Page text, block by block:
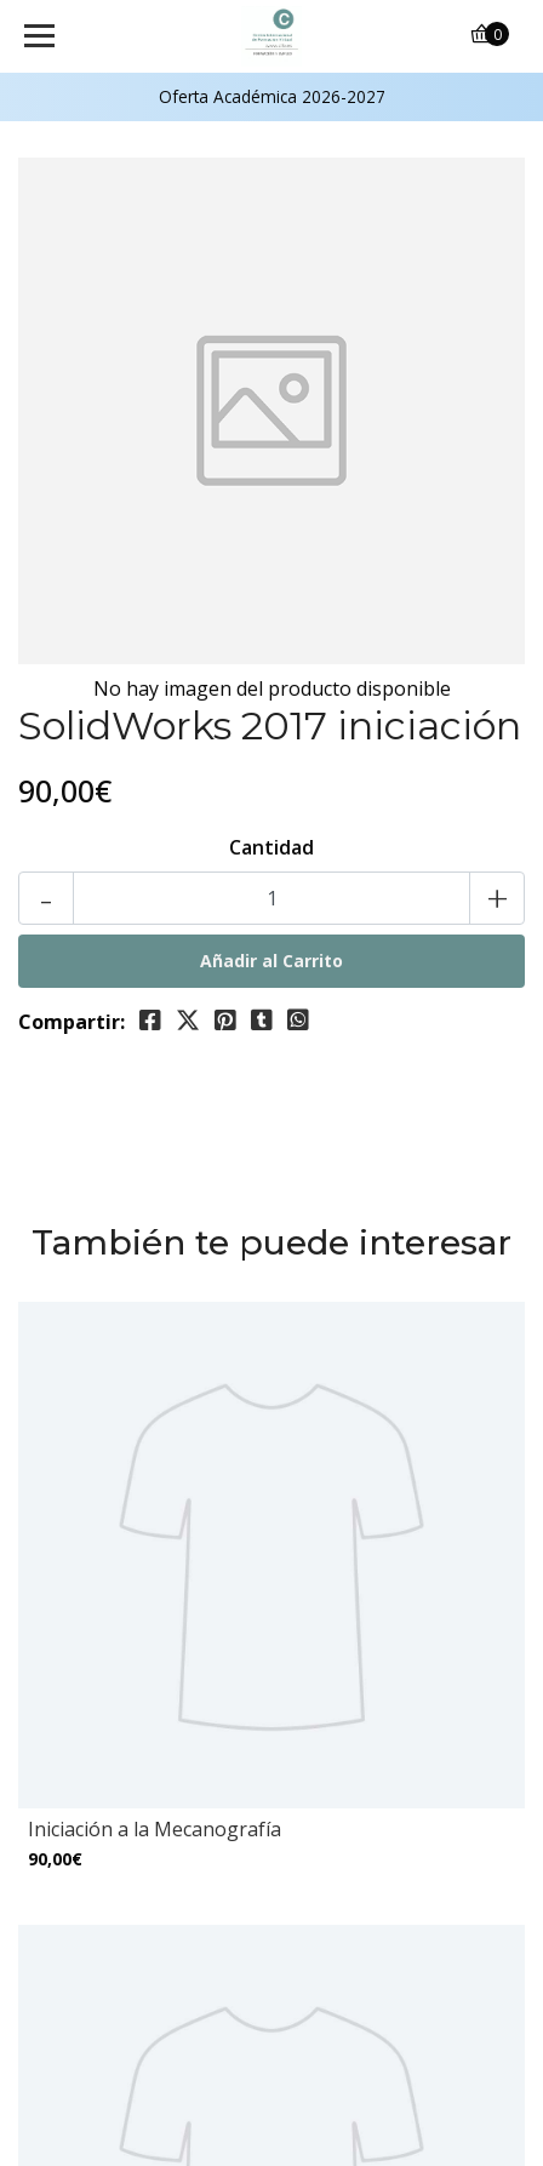
Oferta Académica 2026-2027
0
No hay imagen del producto disponible
SolidWorks 2017 iniciación
90,00€
Cantidad
- +
Compartir:
También te puede interesar
Iniciación a la Mecanografía
90,00€